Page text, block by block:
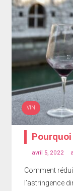
VIN
avril 5, 2022
Comment
l’astringence